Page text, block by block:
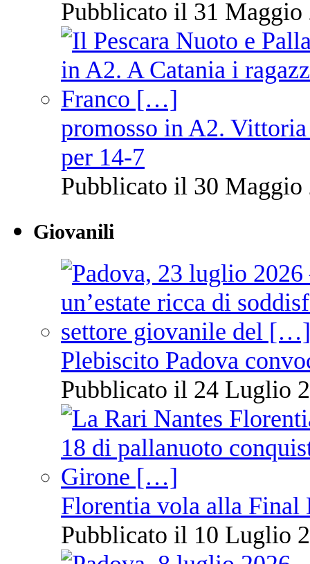
Pubblicato il 31 Maggio
promosso in A2.
per 14-7
Pubblicato il 30 Maggio
Giovanili
Plebiscito Padova
Pubblicato il 24 Luglio
Florentia vola alla Final
Pubblicato il 10 Luglio